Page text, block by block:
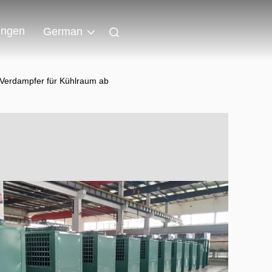
German
für Kühlraum ab